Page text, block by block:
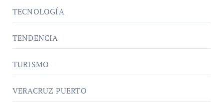
TECNOLOGÍA
TENDENCIA
TURISMO
VERACRUZ PUERTO